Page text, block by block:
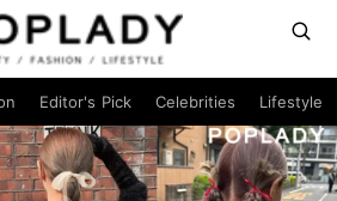
Editor's Pick Celebrities Lifestyle